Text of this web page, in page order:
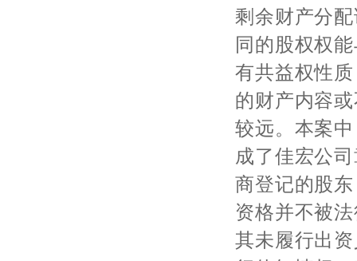
剩余财产分
同的股权权
有共益权性
的财产内容
较远。本案
成了佳宏公
商登记的股
资格并不被
其未履行出